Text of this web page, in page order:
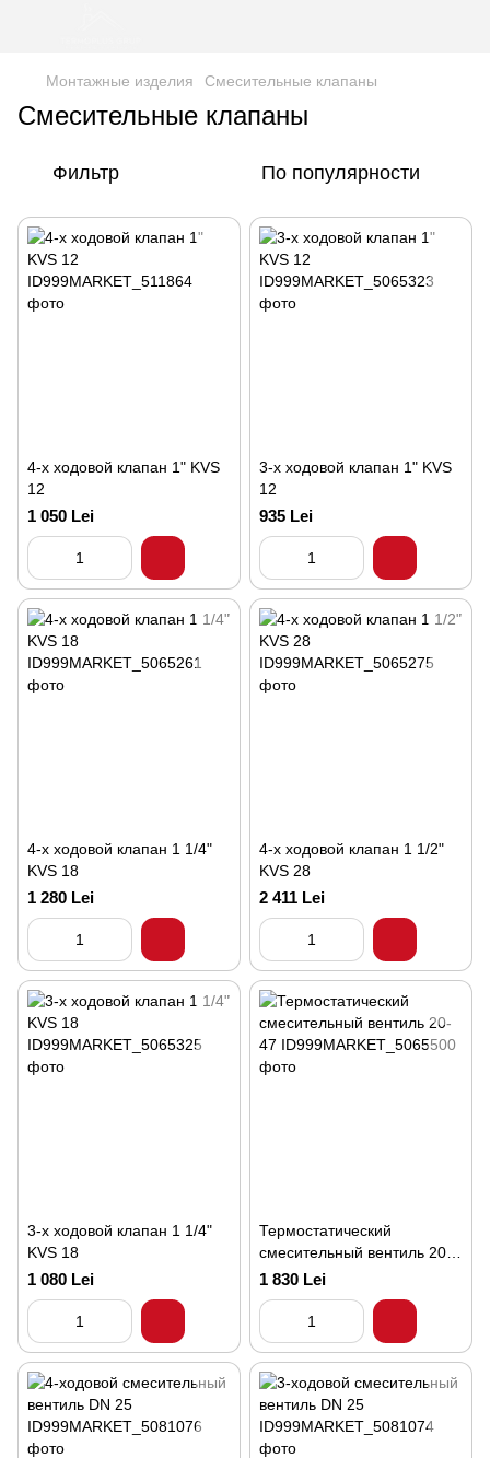
Монтажные изделия Смесительные клапаны
Смесительные клапаны
Фильтр По популярности
4-х ходовой клапан 1" KVS
12
1 050 Lei
3-х ходовой клапан 1" KVS
12
935 Lei
4-х ходовой клапан 1 1/4"
KVS 18
1 280 Lei
4-х ходовой клапан 1 1/2"
KVS 28
2 411 Lei
3-х ходовой клапан 1 1/4"
KVS 18
1 080 Lei
Термостатический
смесительный вентиль 20-
47
1 830 Lei